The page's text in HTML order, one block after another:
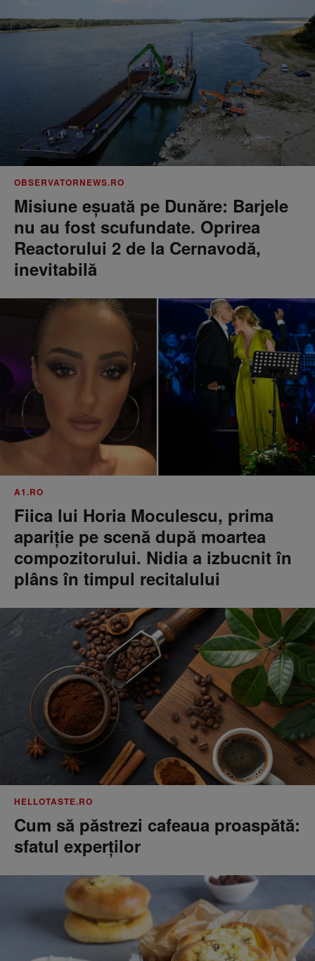
OBSERVATORNEWS.RO
Misiune eșuată pe Dunăre: Barjele
nu au fost scufundate. Oprirea
Reactorului 2 de la Cernavodă,
inevitabilă
A1.RO
Fiica lui Horia Moculescu, prima
apariție pe scenă după moartea
compozitorului. Nidia a izbucnit în
plâns în timpul recitalului
HELLOTASTE.RO
Cum să păstrezi cafeaua proaspătă:
sfatul experților